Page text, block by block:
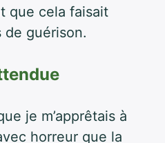
que cela faisait
de guérison.
je m’apprêtais à
horreur que la